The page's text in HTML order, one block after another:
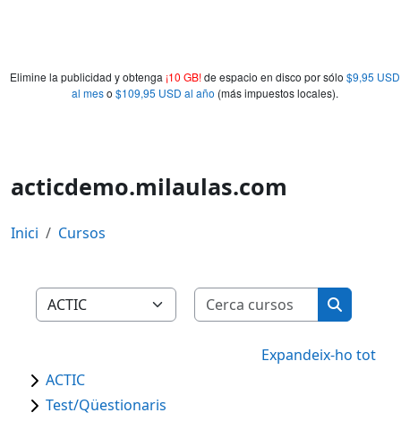
Elimine la publicidad y obtenga ¡10 GB!de espacio en disco por sólo $9,95 USD
al meso $109,95 USD al año (más impuestos locales).
acticdemo.milaulas.com
Inici Cursos
Categories de cursos
Cerca
Cerca
Expandeix-ho tot
ACTIC
Test/Qüestionaris